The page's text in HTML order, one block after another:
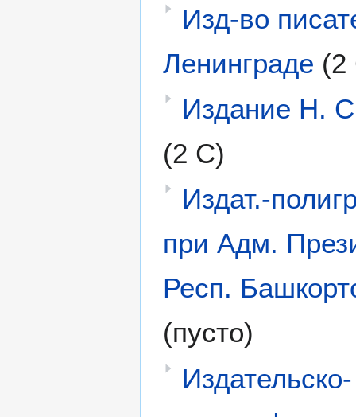
Изд-вo
Ленинграде (2
Издание Н.
(2 С)
Издат.-
при Адм.
Респ.
(пусто)
Издательско-